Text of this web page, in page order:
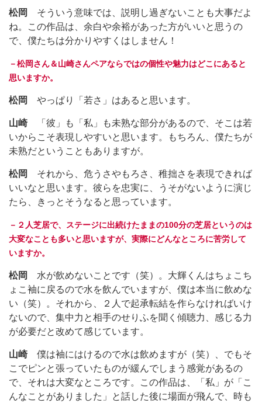
松岡
そういう意味では、説明し過ぎないことも大事だよ
ね。この作品は、余白や余裕があった方がいいと思うの
で、僕たちは分かりやすくはしません！
－松岡さん＆山崎さんペアならではの個性や魅力はどこにあると
思いますか。
松岡 やっぱり「若さ」はあると思います。
山崎 「彼」も「私」も未熟な部分があるので、そこは若
いからこそ表現しやすいと思います。もちろん、僕たちが
未熟だということもありますが。
松岡
それから、危うさやもろさ、稚拙さを表現できれば
いいなと思います。彼らを忠実に、うそがないように演じ
たら、きっとそうなると思っています。
－２人芝居で、ステージに出続けたままの100分の芝居というのは
大変なことも多いと思いますが、実際にどんなところに苦労して
いますか。
松岡
水が飲めないことです（笑）。大輝くんはちょこち
ょこ袖に戻るので水を飲んでいますが、僕は本当に飲めな
い（笑）。それから、２人で起承転結を作らなければいけ
ないので、集中力と相手のせりふを聞く傾聴力、感じる力
が必要だと改めて感じています。
山崎 僕は袖にはけるので水は飲めますが（笑）、でもそ
こでピンと張っていたものが緩んでしまう感覚があるの
で、それは大変なところです。この作品は、「私」が「こ
んなことがありました」と話した後に場面が飛んで、時も